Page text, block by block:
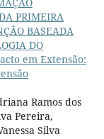
PRIMEIRA
BASEADA
DO
em Extensão:
Ramos dos
Pereira,
Silva